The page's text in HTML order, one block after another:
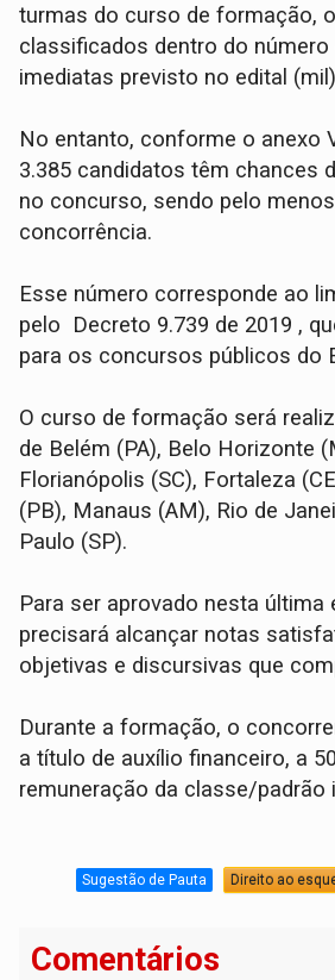
turmas do curso de formação,
classificados dentro do número
imediatas previsto no edital
No entanto, conforme o anexo
3.385 candidatos têm chances
no concurso, sendo pelo
concorrência.
Esse número corresponde ao
pelo Decreto 9.739 de 2019 ,
para os concursos públicos do
O curso de formação será
de Belém (PA), Belo Horizonte
Florianópolis (SC), Fortaleza
(PB), Manaus (AM), Rio de
Paulo (SP).
Para ser aprovado nesta última
precisará alcançar notas
objetivas e discursivas que
Durante a formação, o
a título de auxílio financeiro, a
remuneração da classe/padrão
Sugestão de Pauta Direito ao
Comentários